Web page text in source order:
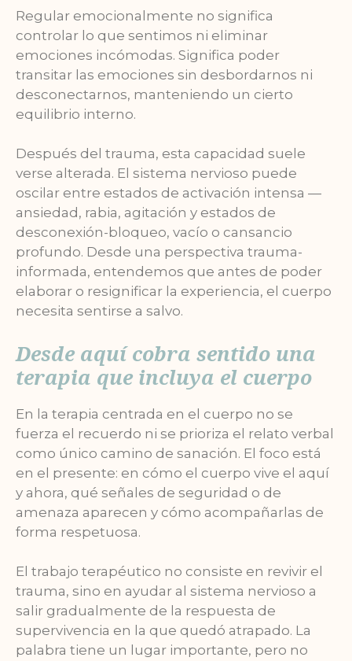
Regular emocionalmente no significa
controlar lo que sentimos ni eliminar
emociones incómodas. Significa poder
transitar las emociones sin desbordarnos ni
desconectarnos, manteniendo un cierto
equilibrio interno.
Después del trauma, esta capacidad suele
verse alterada. El sistema nervioso puede
oscilar entre estados de activación intensa —
ansiedad, rabia, agitación y estados de
desconexión-bloqueo, vacío o cansancio
profundo. Desde una perspectiva trauma-
informada, entendemos que antes de poder
elaborar o resignificar la experiencia, el cuerpo
necesita sentirse a salvo.
Desde aquí cobra sentido una
terapia que incluya el cuerpo
En la terapia centrada en el cuerpo no se
fuerza el recuerdo ni se prioriza el relato verbal
como único camino de sanación. El foco está
en el presente: en cómo el cuerpo vive el aquí
y ahora, qué señales de seguridad o de
amenaza aparecen y cómo acompañarlas de
forma respetuosa.
El trabajo terapéutico no consiste en revivir el
trauma, sino en ayudar al sistema nervioso a
salir gradualmente de la respuesta de
supervivencia en la que quedó atrapado. La
palabra tiene un lugar importante, pero no